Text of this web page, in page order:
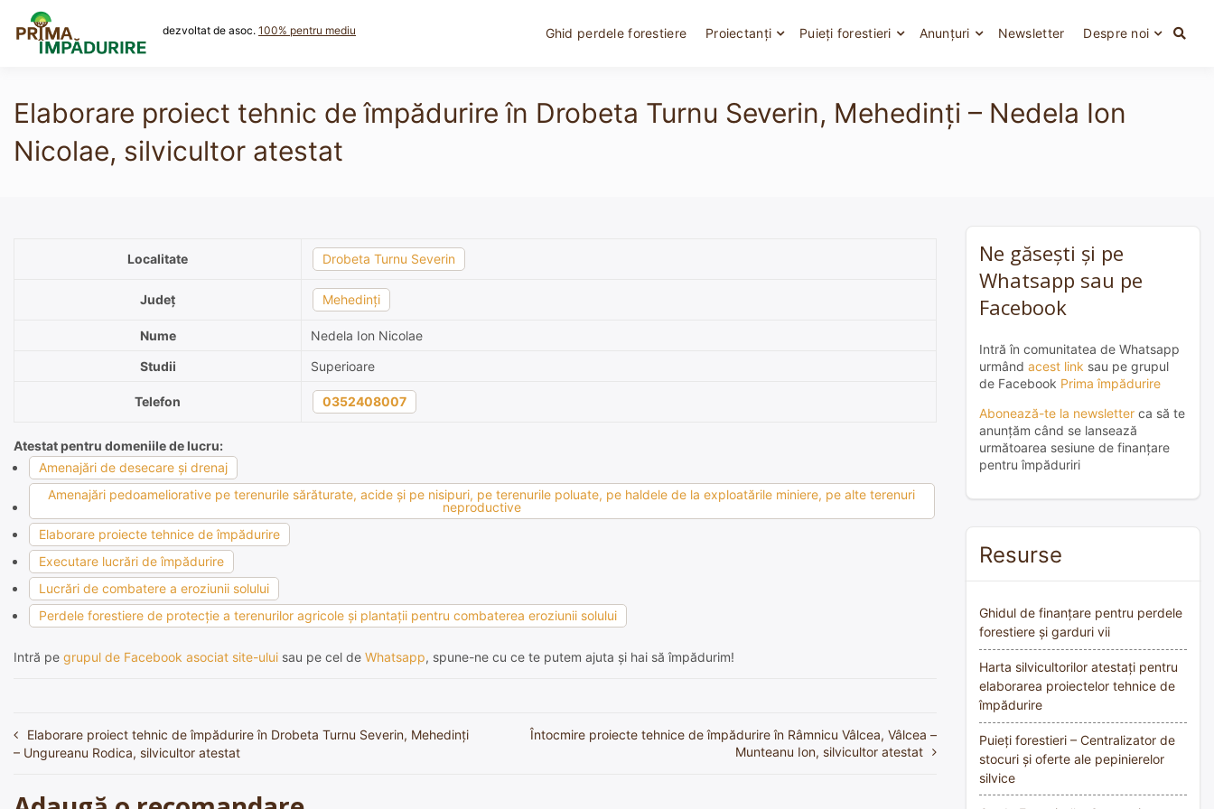
content
dezvoltat de asoc. 100% pentru mediu Ghid perdele forestiere Proiectanți Puieți forestieri Anunțuri Newsletter Despre noi
Elaborare proiect tehnic de împădurire în Drobeta Turnu Severin, Mehedinți – Nedela Ion
Nicolae, silvicultor atestat
Localitate Drobeta Turnu Severin
Județ Mehedinți
Nume
Nedela Ion Nicolae
Studii
Superioare
Telefon 0352408007
Atestat pentru domeniile de lucru:
Amenajări de desecare şi drenaj
Amenajări pedoameliorative pe terenurile sărăturate, acide şi pe nisipuri, pe terenurile poluate, pe haldele de la exploatările miniere, pe alte terenuri
neproductive
Elaborare proiecte tehnice de împădurire
Executare lucrări de împădurire
Lucrări de combatere a eroziunii solului
Perdele forestiere de protecţie a terenurilor agricole şi plantaţii pentru combaterea eroziunii solului
Intră pe grupul de Facebook asociat site-ului sau pe cel de Whatsapp, spune-ne cu ce te putem ajuta și hai să împădurim!
Navigare
articole
Elaborare proiect tehnic de împădurire în Drobeta Turnu Severin, Mehedinți
– Ungureanu Rodica, silvicultor atestat
Întocmire proiecte tehnice de împădurire în Râmnicu Vâlcea, Vâlcea –
Munteanu Ion, silvicultor atestat
Ne găsești și pe
Whatsapp sau pe
Facebook
Intră în comunitatea de Whatsapp
urmând acest link sau pe grupul
de Facebook Prima împădurire
Abonează-te la newsletter ca să te
anunțăm când se lansează
următoarea sesiune de finanțare
pentru împăduriri
Resurse
Ghidul de finanțare pentru perdele
forestiere și garduri vii
Harta silvicultorilor atestați pentru
elaborarea proiectelor tehnice de
împădurire
Puieți forestieri – Centralizator de
stocuri și oferte ale pepinierelor
silvice